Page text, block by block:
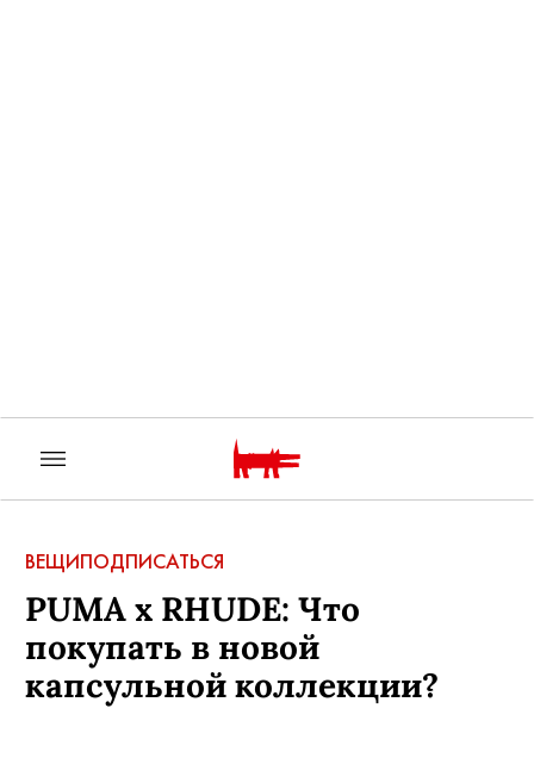
ВЕЩИПОДПИСАТЬСЯ
PUMA x RHUDE: Что
покупать в новой
капсульной коллекции?